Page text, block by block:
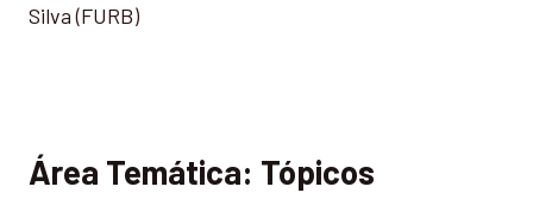
Silva (FURB)
Área Temática: Tópicos